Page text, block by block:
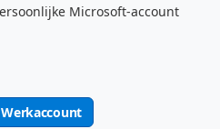
Microsoft-account
Werkaccount